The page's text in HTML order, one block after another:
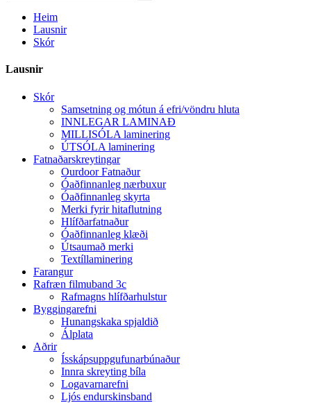
Heim
Lausnir
Skór
Lausnir
Skór
Samsetning og mótun á efri/vöndru hluta
INNLEGAR LAMINAÐ
MILLISÓLA laminering
ÚTSÓLA laminering
Fatnaðarskreytingar
Ourdoor Fatnaður
Óaðfinnanleg nærbuxur
Óaðfinnanleg skyrta
Merki fyrir hitaflutning
Hlífðarfatnaður
Óaðfinnanleg klæði
Útsaumað merki
Textíllaminering
Farangur
Rafræn filmuband 3c
Rafmagns hlífðarhulstur
Byggingarefni
Hunangskaka spjaldið
Álplata
Aðrir
Ísskápsuppgufunarbúnaður
Innra skreyting bíla
Logavarnarefni
Ljós endurskinsband